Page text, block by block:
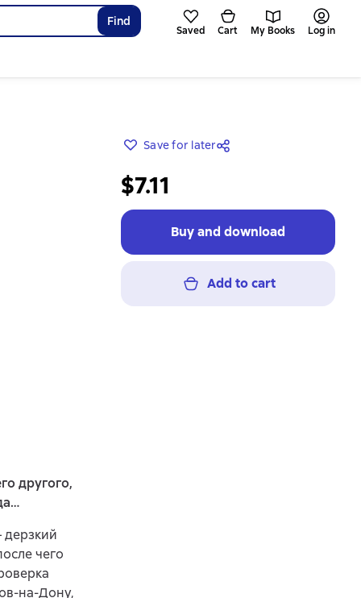
Find
Saved Cart My Books Log in
Save for later
$7.11
Buy and download
Add to cart
другого,
дерзкий
чего
на-Дону,